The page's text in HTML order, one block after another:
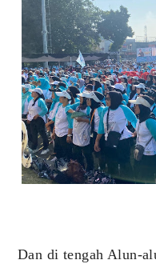
Dan di tengah Alun-